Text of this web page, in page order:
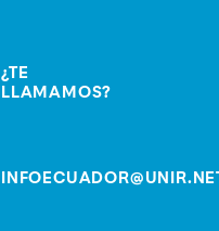
¿TE
LLAMAMOS?